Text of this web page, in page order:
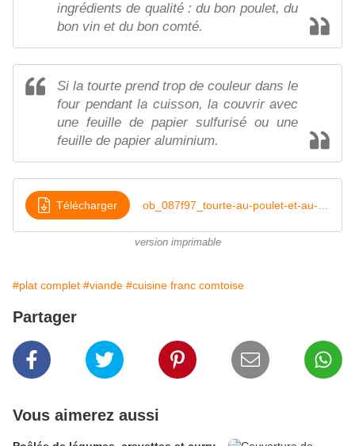
ingrédients de qualité : du bon poulet, du
bon vin et du bon comté.
Si la tourte prend trop de couleur dans le
four pendant la cuisson, la couvrir avec
une feuille de papier sulfurisé ou une
feuille de papier aluminium.
Télécharger
version imprimable
#plat complet #viande #cuisine franc comtoise
Partager
Vous aimerez aussi